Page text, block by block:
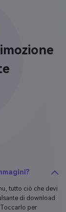
tutto ciò che devi
di download
per